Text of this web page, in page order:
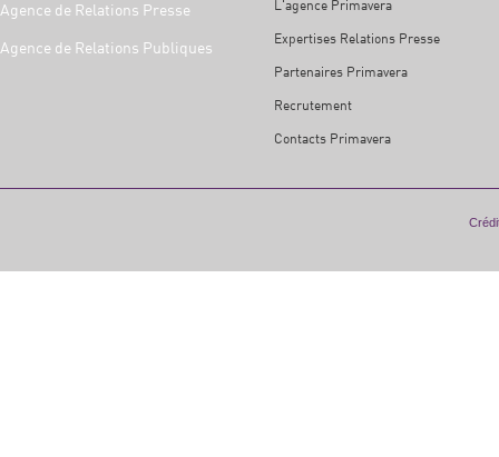
Agence de Relations Presse
Agence de Relations Publiques
L'agence Primavera
Expertises Relations Presse
Partenaires Primavera
Recrutement
Contacts Primavera